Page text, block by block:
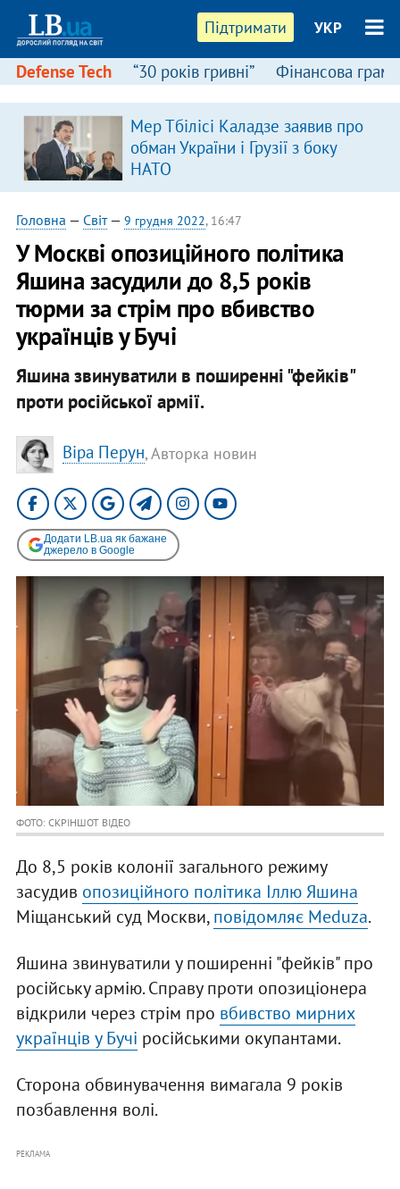
Підтримати УКР
Defense Tech “30 років гривні” Фінансова
Мер Тбілісі Каладзе заявив про
обман України і Грузії з боку
НАТО
Головна — Світ— 9 грудня 2022, 16:47
У Москві опозиційного політика
Яшина засудили до 8,5 років
тюрми за стрім про вбивство
українців у Бучі
Яшина звинуватили в поширенні "фейків"
проти російської армії.
Віра Перун, Авторка новин
Додати LB.ua як бажане
джерело в Google
ФОТО: СКРІНШОТ ВІДЕО
До 8,5 років колонії загального режиму
засудив опозиційного політика Іллю Яшина
Міщанський суд Москви,повідомляє Meduza.
Яшина звинуватили у поширенні "фейків" про
російську армію. Справу проти опозиціонера
відкрили через стрім про вбивство мирних
українців у Бучі російськими окупантами.
Сторона обвинувачення вимагала 9 років
позбавлення волі.
РЕКЛАМА